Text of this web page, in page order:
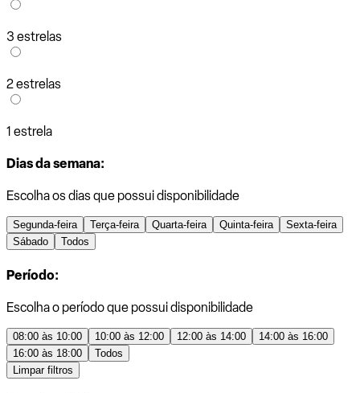
3 estrelas
2 estrelas
1 estrela
Dias da semana:
Escolha os dias que possui disponibilidade
Segunda-feira Terça-feira Quarta-feira Quinta-feira
Sexta-feira
Sábado
Todos
Período:
Escolha o período que possui disponibilidade
08:00 às 10:00 10:00 às 12:00 12:00 às 14:00
14:00 às 16:00
16:00 às 18:00
Todos
Limpar filtros